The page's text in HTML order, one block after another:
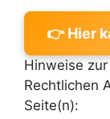
👉 Hier
Hinweise
Rechtlichen
Seite(n):